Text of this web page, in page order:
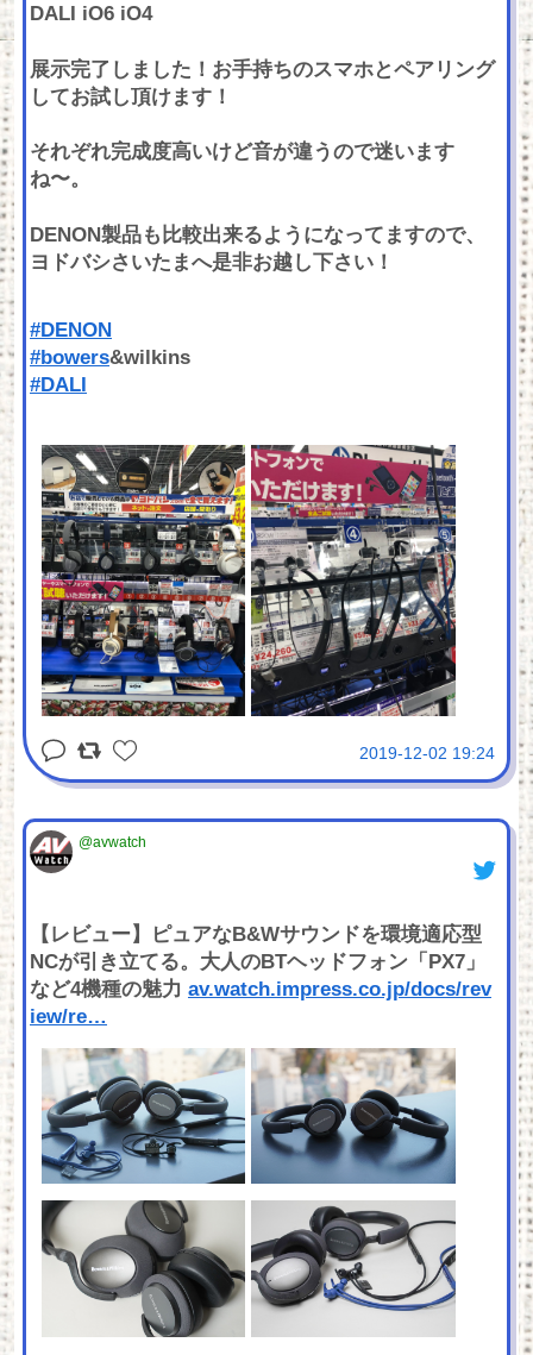
DALI iO6 iO4
展示完了しました！お手持ちのスマホとペアリング
してお試し頂けます！
それぞれ完成度高いけど音が違うので迷います
ね〜。
DENON製品も比較出来るようになってますので、
ヨドバシさいたまへ是非お越し下さい！
#DENON
#bowers&wilkins
#DALI
2019-12-02 19:24
@avwatch
【レビュー】ピュアなB&Wサウンドを環境適応型
NCが引き立てる。大人のBTヘッドフォン「PX7」
など4機種の魅力 av.watch.impress.co.jp/docs/rev
iew/re…